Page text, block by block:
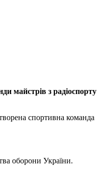
майстрів з радіоспорту
спортивна команда
оборони України.